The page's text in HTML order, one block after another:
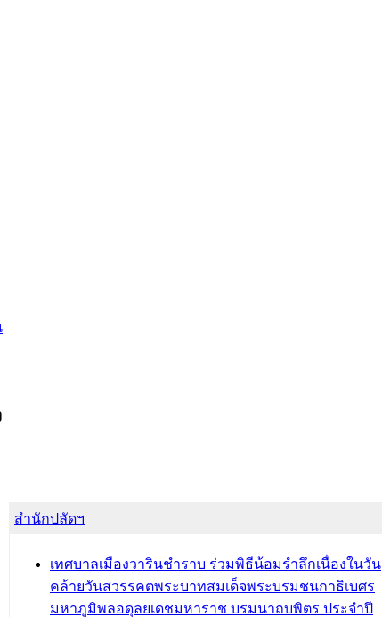
สำนักปลัดฯ
เทศบาลเมืองวารินชำราบ ร่วมพิธีน้อมรำลึกเนื่องในวัน
คล้ายวันสวรรคตพระบาทสมเด็จพระบรมชนกาธิเบศร
มหาภูมิพลอดุลยเดชมหาราช บรมนาถบพิตร ประจำปี